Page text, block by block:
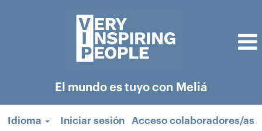
El mundo es tuyo con Meliá
Idioma Iniciar sesión Acceso colaboradores/as